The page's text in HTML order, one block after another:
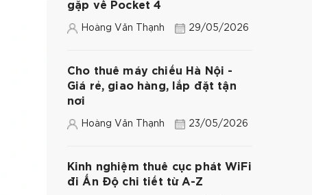
gặp về Pocket 4
Hoàng Văn Thạnh 29/05/2026
Cho thuê máy chiếu Hà Nội -
Giá rẻ, giao hàng, lắp đặt tận
nơi
Hoàng Văn Thạnh 23/05/2026
Kinh nghiệm thuê cục phát WiFi
đi Ấn Độ chi tiết từ A-Z